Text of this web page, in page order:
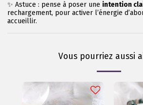
✨ Astuce : pense à poser une intention
rechargement, pour activer l’énergie
accueillir.
Vous pourriez aussi